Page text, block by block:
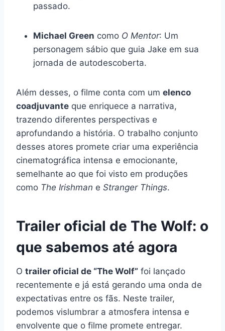
passado.
Michael Green como O Mentor: Um
personagem sábio que guia Jake em sua
jornada de autodescoberta.
Além desses, o filme conta com um elenco
coadjuvante que enriquece a narrativa,
trazendo diferentes perspectivas e
aprofundando a história. O trabalho conjunto
desses atores promete criar uma experiência
cinematográfica intensa e emocionante,
semelhante ao que foi visto em produções
como The Irishman e Stranger Things.
Trailer oficial de The Wolf: o
que sabemos até agora
O trailer oficial de “The Wolf” foi lançado
recentemente e já está gerando uma onda de
expectativas entre os fãs. Neste trailer,
podemos vislumbrar a atmosfera intensa e
envolvente que o filme promete entregar.